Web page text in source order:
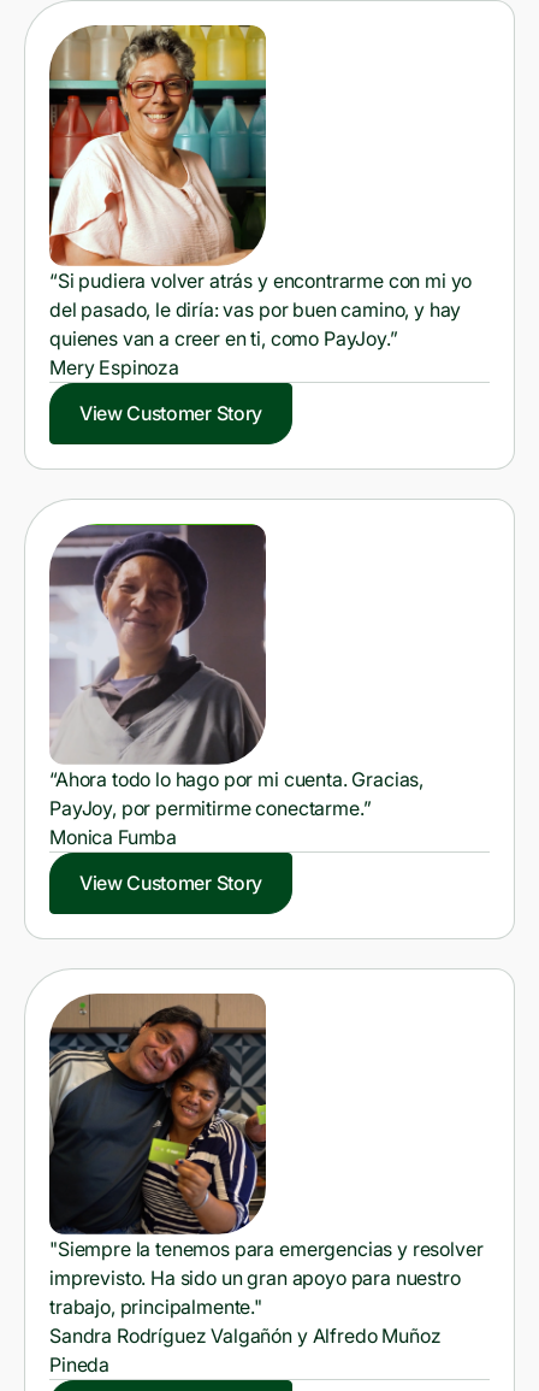
“Si pudiera volver atrás y encontrarme con mi yo
del pasado, le diría: vas por buen camino, y hay
quienes van a creer en ti, como PayJoy.”
Mery Espinoza
View Customer Story
“Ahora todo lo hago por mi cuenta. Gracias,
PayJoy, por permitirme conectarme.”
Monica Fumba
View Customer Story
"Siempre la tenemos para emergencias y resolver
imprevisto. Ha sido un gran apoyo para nuestro
trabajo, principalmente."
Sandra Rodríguez Valgañón y Alfredo Muñoz
Pineda